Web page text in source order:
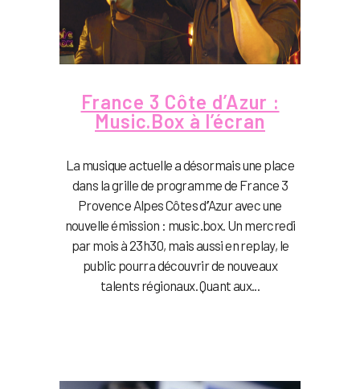
France 3 Côte d’Azur :
Music.Box à l’écran
La musique actuelle a désormais une place
dans la grille de programme de France 3
Provence Alpes Côtes d’’Azur avec une
nouvelle émission : music.box. Un mercredi
par mois à 23h30, mais aussi en replay, le
public pourra découvrir de nouveaux
talents régionaux. Quant aux...